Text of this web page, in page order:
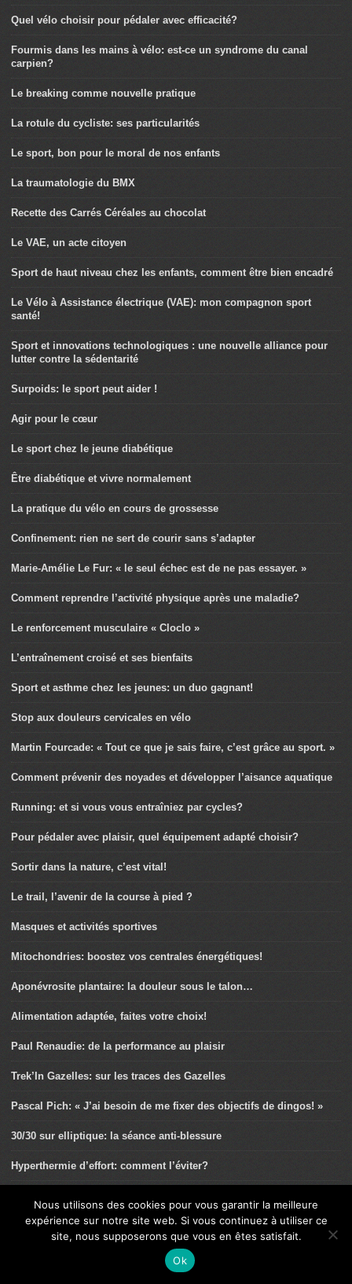
Quel vélo choisir pour pédaler avec efficacité?
Fourmis dans les mains à vélo: est-ce un syndrome du canal
carpien?
Le breaking comme nouvelle pratique
La rotule du cycliste: ses particularités
Le sport, bon pour le moral de nos enfants
La traumatologie du BMX
Recette des Carrés Céréales au chocolat
Le VAE, un acte citoyen
Sport de haut niveau chez les enfants, comment être bien encadré
Le Vélo à Assistance électrique (VAE): mon compagnon sport
santé!
Sport et innovations technologiques : une nouvelle alliance pour
lutter contre la sédentarité
Surpoids: le sport peut aider !
Agir pour le cœur
Le sport chez le jeune diabétique
Être diabétique et vivre normalement
La pratique du vélo en cours de grossesse
Confinement: rien ne sert de courir sans s’adapter
Marie-Amélie Le Fur: « le seul échec est de ne pas essayer. »
Comment reprendre l’activité physique après une maladie?
Le renforcement musculaire « Cloclo »
L’entraînement croisé et ses bienfaits
Sport et asthme chez les jeunes: un duo gagnant!
Stop aux douleurs cervicales en vélo
Martin Fourcade: « Tout ce que je sais faire, c’est grâce au sport. »
Comment prévenir des noyades et développer l’aisance aquatique
Running: et si vous vous entraîniez par cycles?
Pour pédaler avec plaisir, quel équipement adapté choisir?
Sortir dans la nature, c’est vital!
Le trail, l’avenir de la course à pied ?
Masques et activités sportives
Mitochondries: boostez vos centrales énergétiques!
Aponévrosite plantaire: la douleur sous le talon…
Alimentation adaptée, faites votre choix!
Paul Renaudie: de la performance au plaisir
Trek’In Gazelles: sur les traces des Gazelles
Pascal Pich: « J’ai besoin de me fixer des objectifs de dingos! »
30/30 sur elliptique: la séance anti-blessure
Hyperthermie d’effort: comment l’éviter?
Randonnée: le sac à dos dans tous ses états
Recette des Cookies Cranberries / Graines de courge
Nous utilisons des cookies pour vous garantir la meilleure
expérience sur notre site web. Si vous continuez à utiliser ce
site, nous supposerons que vous en êtes satisfait.
Ok